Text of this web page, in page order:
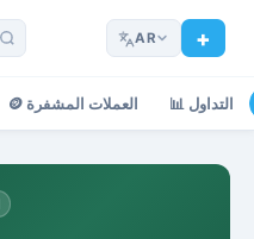
AR
🪙 العملات المشفرة 📊 التداول